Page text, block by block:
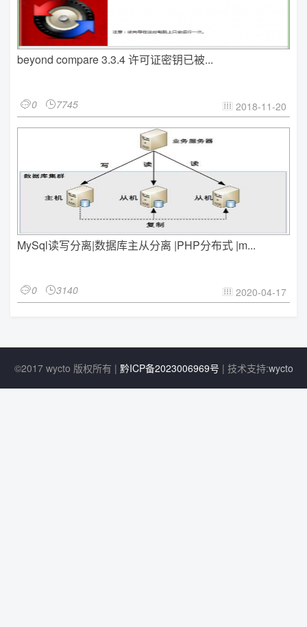
beyond compare 3.3.4 许可证密钥已被...
0 7745  2018-11-20
MySql读写分离|数据库主从分离 |PHP分布式 |m...
0 3140  2020-04-17
©2017 wycto 版权所有 | 黔ICP备2023006969号 | 技术支持:wycto